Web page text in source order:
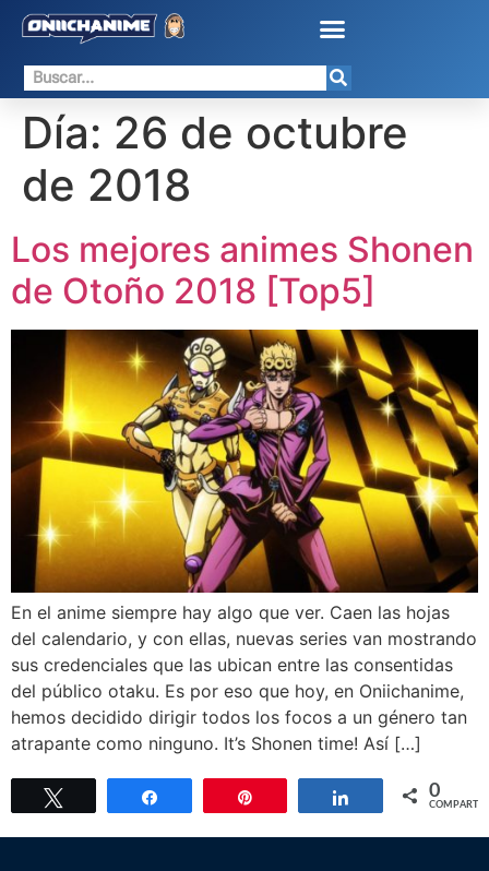
Día: 26 de octubre
de 2018
Los mejores animes Shonen
de Otoño 2018 [Top5]
En el anime siempre hay algo que ver. Caen las hojas
del calendario, y con ellas, nuevas series van mostrando
sus credenciales que las ubican entre las consentidas
del público otaku. Es por eso que hoy, en Oniichanime,
hemos decidido dirigir todos los focos a un género tan
atrapante como ninguno. It’s Shonen time! Así […]
Compartir Compartir0
COMPARTIR